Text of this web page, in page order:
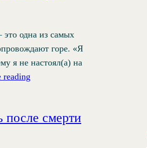
это одна из самых
горе. «Я
я не настоял(а) на
reading
после смерти